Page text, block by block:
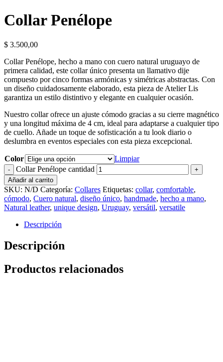
Collar Penélope
$ 3.500,00
Collar Penélope, hecho a mano con cuero natural uruguayo de
primera calidad, este collar único presenta un llamativo dije
compuesto por cinco formas armónicas y simétricas abstractas. Con
un diseño cuidadosamente elaborado, esta pieza de Atelier Lis
garantiza un estilo distintivo y elegante en cualquier ocasión.
Nuestro collar ofrece un ajuste cómodo gracias a su cierre magnético
y una longitud máxima de 4 cm, ideal para adaptarse a cualquier tipo
de cuello. Añade un toque de sofisticación a tu look diario o
deslumbra en eventos especiales con esta pieza excepcional.
Color
Limpiar
Collar Penélope cantidad
Añadir al carrito
SKU: N/D Categoría: Collares Etiquetas: collar, comfortable,
cómodo, Cuero natural, diseño único, handmade, hecho a mano,
Natural leather, unique design, Uruguay, versátil, versatile
Descripción
Descripción
Productos relacionados